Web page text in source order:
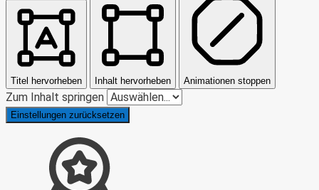
Titel hervorheben Inhalt hervorheben Animationen stoppen
Zum Inhalt springen
Einstellungen zurücksetzen